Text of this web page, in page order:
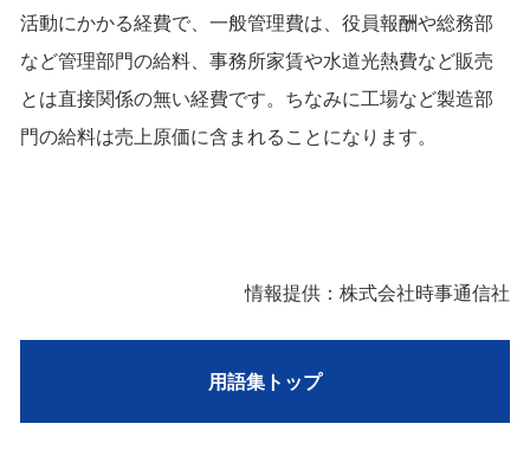
活動にかかる経費で、一般管理費は、役員報酬や総務部
など管理部門の給料、事務所家賃や水道光熱費など販売
とは直接関係の無い経費です。ちなみに工場など製造部
門の給料は売上原価に含まれることになります。
情報提供：株式会社時事通信社
用語集トップ